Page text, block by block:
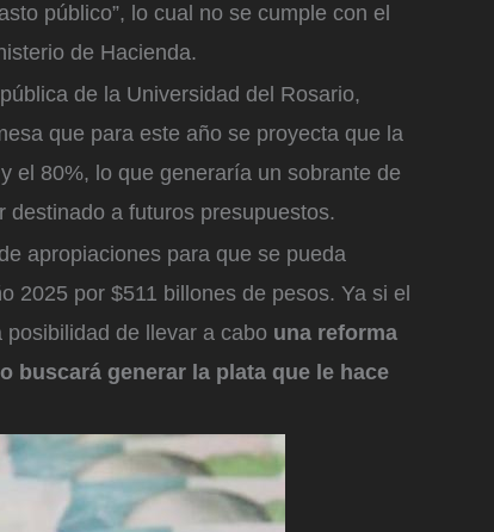
público”, lo cual no se cumple con el
de Hacienda.
de la Universidad del Rosario,
que para este año se proyecta que la
el 80%, lo que generaría un sobrante de
a futuros presupuestos.
apropiaciones para que se pueda
2025 por $511 billones de pesos. Ya si el
de llevar a cabo una reforma
buscará generar la plata que le hace